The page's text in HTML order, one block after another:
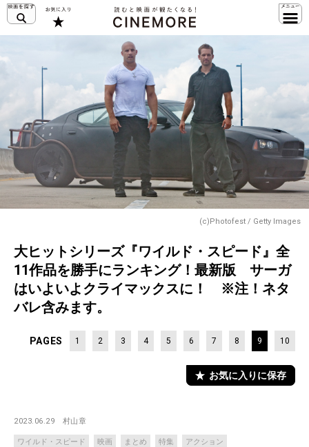
(c)Photofest / Getty Images
大ヒットシリーズ『ワイルド・スピード』全
11作品を勝手にランキング！最新版 サーガ
はいよいよクライマックスに！ ※注！ネタ
バレ含みます。
PAGES 1 2 3 4 5 6 7 8 9 10
お気に入りに保存
2023.06.29 村山章
ワイルド・スピード 映画 まとめ 特集
アクション